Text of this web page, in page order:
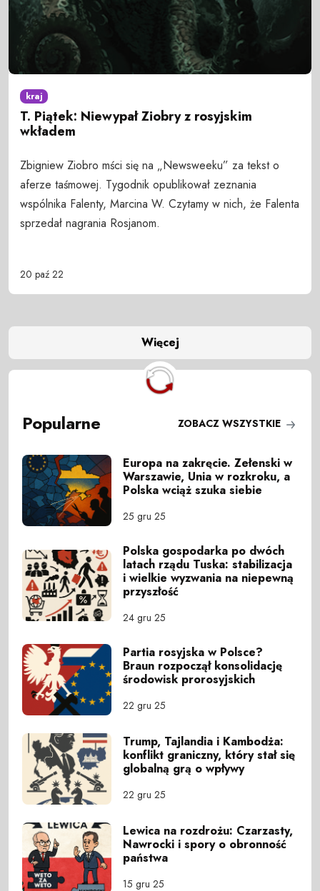
kraj
T. Piątek: Niewypał Ziobry z rosyjskim
wkładem
Zbigniew Ziobro mści się na „Newsweeku” za tekst o
aferze taśmowej. Tygodnik opublikował zeznania
wspólnika Falenty, Marcina W. Czytamy w nich, że Falenta
sprzedał nagrania Rosjanom.
20 paź 22
Więcej
Popularne ZOBACZ WSZYSTKIE
Europa na zakręcie. Zełenski w
Warszawie, Unia w rozkroku, a
Polska wciąż szuka siebie
25 gru 25
Polska gospodarka po dwóch
latach rządu Tuska: stabilizacja
i wielkie wyzwania na niepewną
przyszłość
24 gru 25
Partia rosyjska w Polsce?
Braun rozpoczął konsolidację
środowisk prorosyjskich
22 gru 25
Trump, Tajlandia i Kambodża:
konflikt graniczny, który stał się
globalną grą o wpływy
22 gru 25
Lewica na rozdrożu: Czarzasty,
Nawrocki i spory o obronność
państwa
15 gru 25